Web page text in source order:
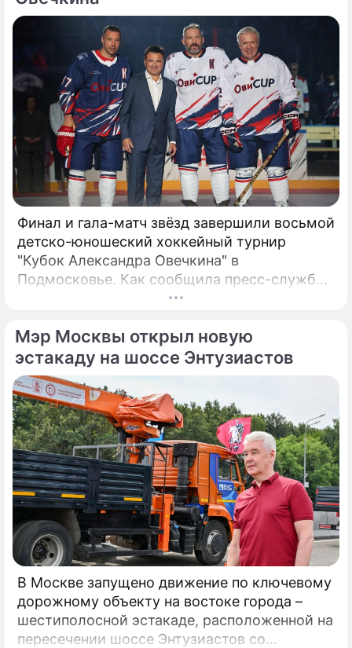
Финал и гала-матч звёзд завершили восьмой
детско-юношеский хоккейный турнир
"Кубок Александра Овечкина" в
Подмосковье. Как сообщила пресс-служба
регионального правительства, губернатор
сделал символическое сбрасывание шайбы
на «Арене Мытищи».
Мэр Москвы открыл новую
эстакаду на шоссе Энтузиастов
В Москве запущено движение по ключевому
дорожному объекту на востоке города –
шестиполосной эстакаде, расположенной на
пересечении шоссе Энтузиастов со